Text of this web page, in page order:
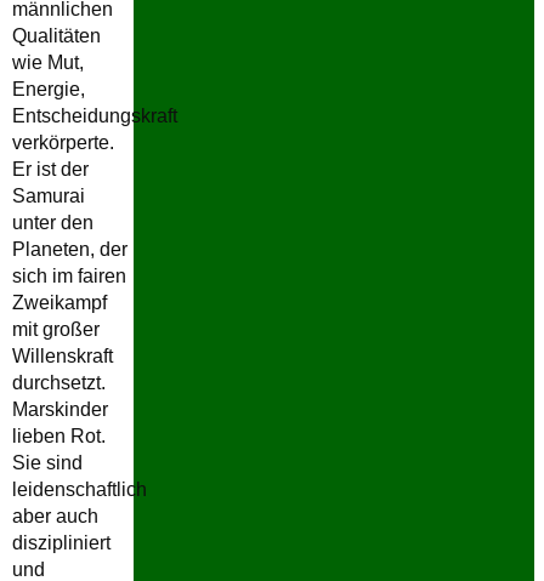
männlichen
Qualitäten
wie Mut,
Energie,
Entscheidungskraft
verkörperte.
Er ist der
Samurai
unter den
Planeten, der
sich im fairen
Zweikampf
mit großer
Willenskraft
durchsetzt.
Marskinder
lieben Rot.
Sie sind
leidenschaftlich
aber auch
diszipliniert
und